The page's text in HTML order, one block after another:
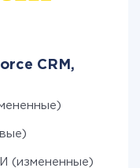
CRM,
(измененные)